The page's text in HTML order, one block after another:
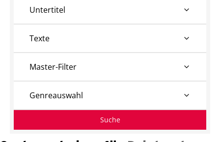
Untertitel
Texte
Master-Filter
Genreauswahl
Suche